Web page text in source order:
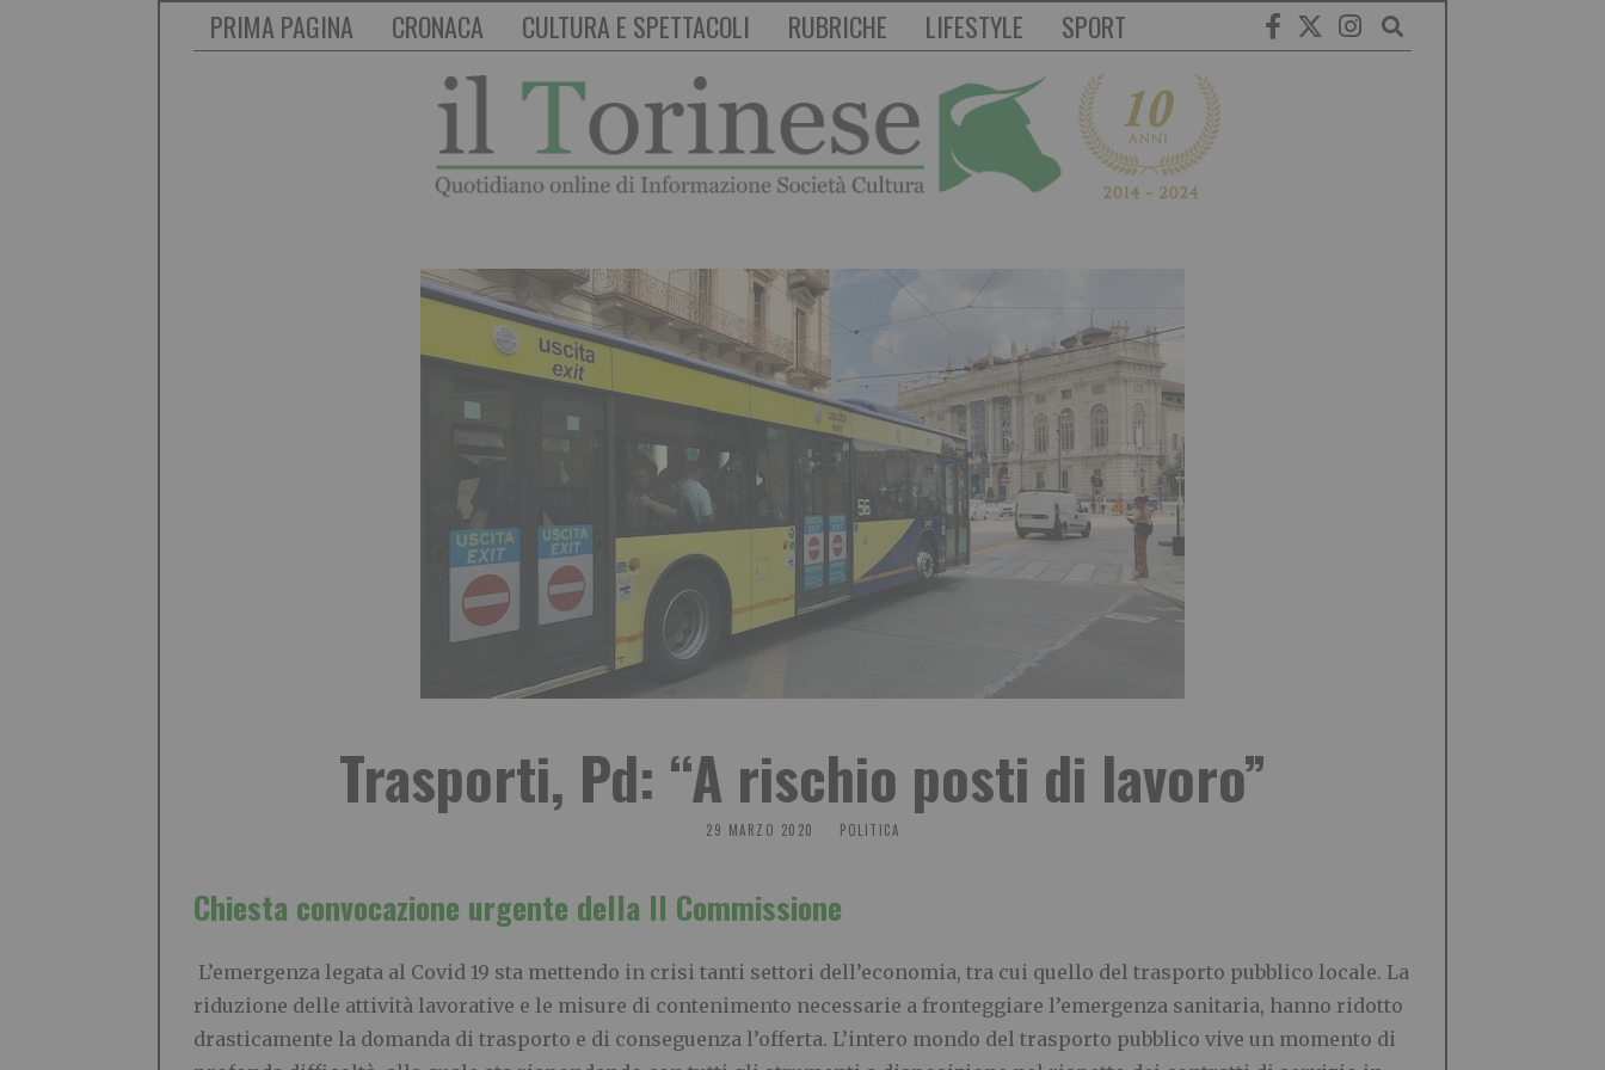
PRIMA PAGINA CRONACA CULTURA E SPETTACOLI RUBRICHE LIFESTYLE SPORT
Trasporti, Pd: “A rischio posti di lavoro”
29 MARZO 2020 POLITICA
Chiesta convocazione urgente della II Commissione
L’emergenza legata al Covid 19 sta mettendo in crisi tanti settori dell’economia, tra cui quello del trasporto pubblico locale. La
riduzione delle attività lavorative e le misure di contenimento necessarie a fronteggiare l’emergenza sanitaria, hanno ridotto
drasticamente la domanda di trasporto e di conseguenza l’offerta. L’intero mondo del trasporto pubblico vive un momento di